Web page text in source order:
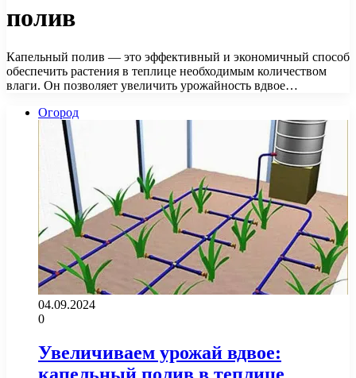
полив
Капельный полив — это эффективный и экономичный способ
обеспечить растения в теплице необходимым количеством
влаги. Он позволяет увеличить урожайность вдвое…
Огород
04.09.2024
0
Увеличиваем урожай вдвое:
капельный полив в теплице